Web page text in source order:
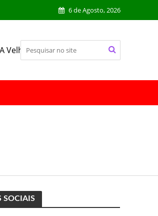
6 de Agosto, 2026
Velhinha"
SOCIAIS